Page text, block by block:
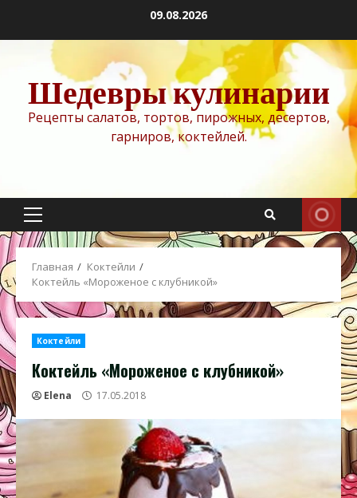
содержимому
09.08.2026
Шедевры кулинарии
Рецепты салатов, тортов, пирожных, десертов,
гарниров, коктейлей.
Основное
меню
Главная
Коктейли
Коктейль «Мороженое с клубникой»
Коктейли
Коктейль «Мороженое с клубникой»
Elena 17.05.2018